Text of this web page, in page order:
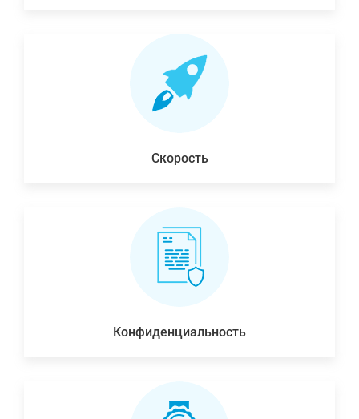
Скорость
Конфиденциальность